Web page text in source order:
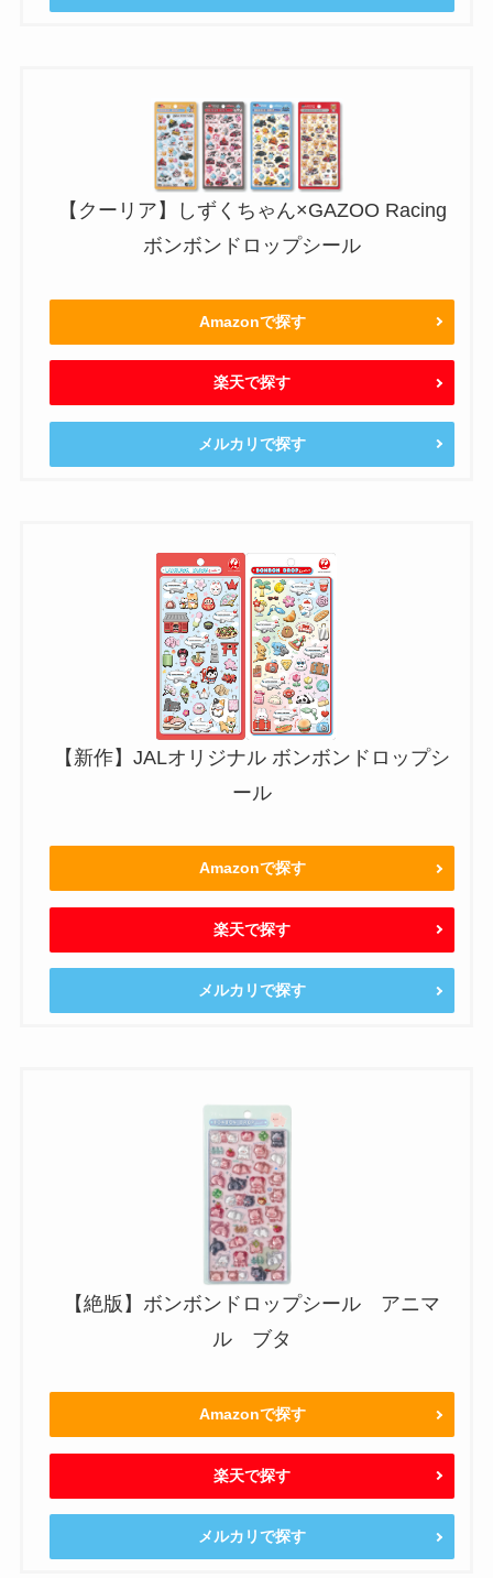
【クーリア】しずくちゃん×GAZOO Racing
ボンボンドロップシール
Amazonで探す
楽天で探す
メルカリで探す
【新作】JALオリジナル ボンボンドロップシ
ール
Amazonで探す
楽天で探す
メルカリで探す
【絶版】ボンボンドロップシール アニマ
ル ブタ
Amazonで探す
楽天で探す
メルカリで探す